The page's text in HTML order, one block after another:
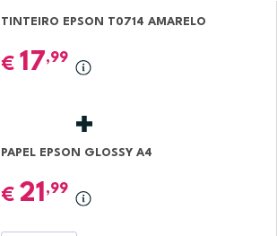
TINTEIRO EPSON T0714 AMARELO
€ 17,99
PAPEL EPSON GLOSSY A4
€ 21 ,99